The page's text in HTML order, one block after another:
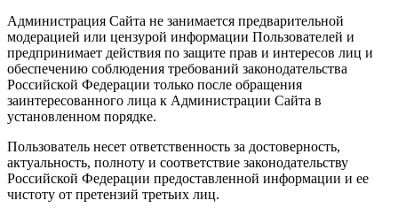
Администрация Сайта не занимается предварительной
модерацией или цензурой информации Пользователей и
предпринимает действия по защите прав и интересов лиц и
обеспечению соблюдения требований законодательства
Российской Федерации только после обращения
заинтересованного лица к Администрации Сайта в
установленном порядке.
Пользователь несет ответственность за достоверность,
актуальность, полноту и соответствие законодательству
Российской Федерации предоставленной информации и ее
чистоту от претензий третьих лиц.